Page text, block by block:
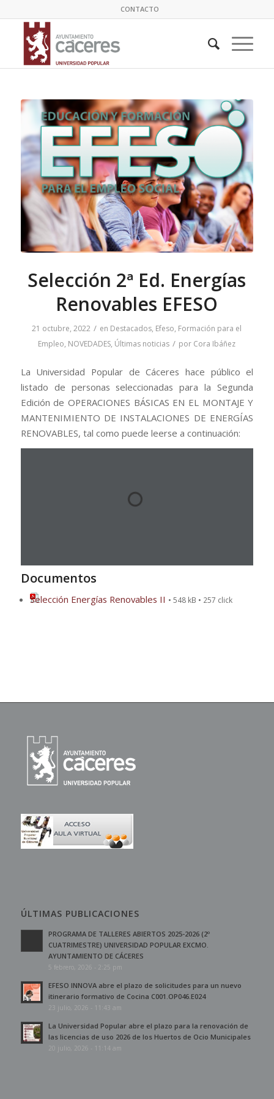
CONTACTO
Selección 2ª Ed. Energías
Renovables EFESO
21 octubre, 2022 / en Destacados, Efeso, Formación para el
Empleo, NOVEDADES, Últimas noticias / por Cora Ibáñez
La Universidad Popular de Cáceres hace público el
listado de personas seleccionadas para la Segunda
Edición de OPERACIONES BÁSICAS EN EL MONTAJE Y
MANTENIMIENTO DE INSTALACIONES DE ENERGÍAS
RENOVABLES, tal como puede leerse a continuación:
Documentos
Selección Energías Renovables II • 548 kB • 257 click
ÚLTIMAS PUBLICACIONES
PROGRAMA DE TALLERES ABIERTOS 2025-2026 (2º
CUATRIMESTRE) UNIVERSIDAD POPULAR EXCMO.
AYUNTAMIENTO DE CÁCERES
5 febrero, 2026 - 2:25 pm
EFESO INNOVA abre el plazo de solicitudes para un nuevo
itinerario formativo de Cocina C001.OP046.E024
23 julio, 2026 - 11:43 am
La Universidad Popular abre el plazo para la renovación de
las licencias de uso 2026 de los Huertos de Ocio Municipales
20 julio, 2026 - 11:14 am